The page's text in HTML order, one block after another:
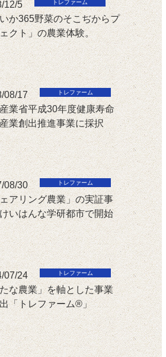
12/5
か365野菜のそこぢからプ
クト」の農業体験。
08/17
業省平成30年度健康寿命
業創出推進事業に採択
08/30
アリング農業」の実証事
いはんな学研都市で開始
07/24
な農業」を軸とした事業
「トレファーム®」